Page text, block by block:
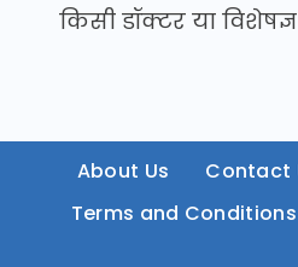
किसी डॉक्टर या
About Us Contact
Terms and Conditions